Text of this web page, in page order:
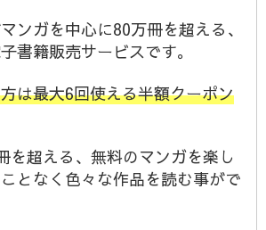
ンガを中心に80万冊を超える、
書籍販売サービスです。
は最大6回使える半額クーポン
を超える、無料のマンガを楽し
となく色々な作品を読む事がで